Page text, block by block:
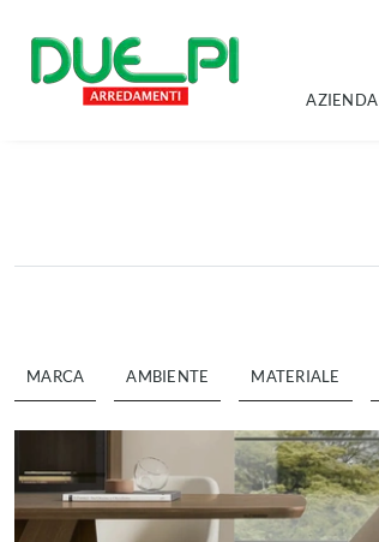
AZIENDA
MARCA AMBIENTE MATERIALE